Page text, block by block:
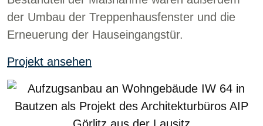
der Umbau der Treppenhausfenster und die
Erneuerung der Hauseingangstür.
Projekt ansehen